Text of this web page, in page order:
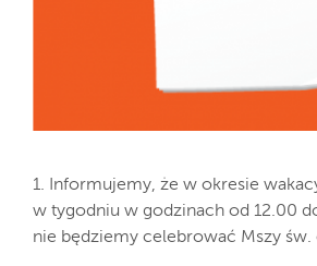
1. Informujemy, że w okresie
w tygodniu w godzinach od 12.00
nie będziemy celebrować Mszy św.